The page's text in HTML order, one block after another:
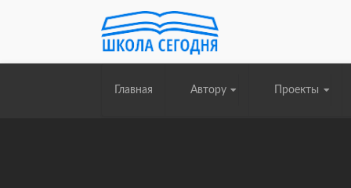
Главная Автору Проекты